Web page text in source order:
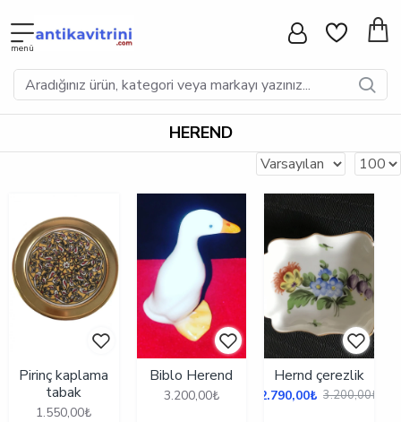
HEREND
Pirinç kaplama
tabak
1.550,00₺
Biblo Herend
3.200,00₺
Hernd çerezlik
2.790,00₺ 3.200,00₺